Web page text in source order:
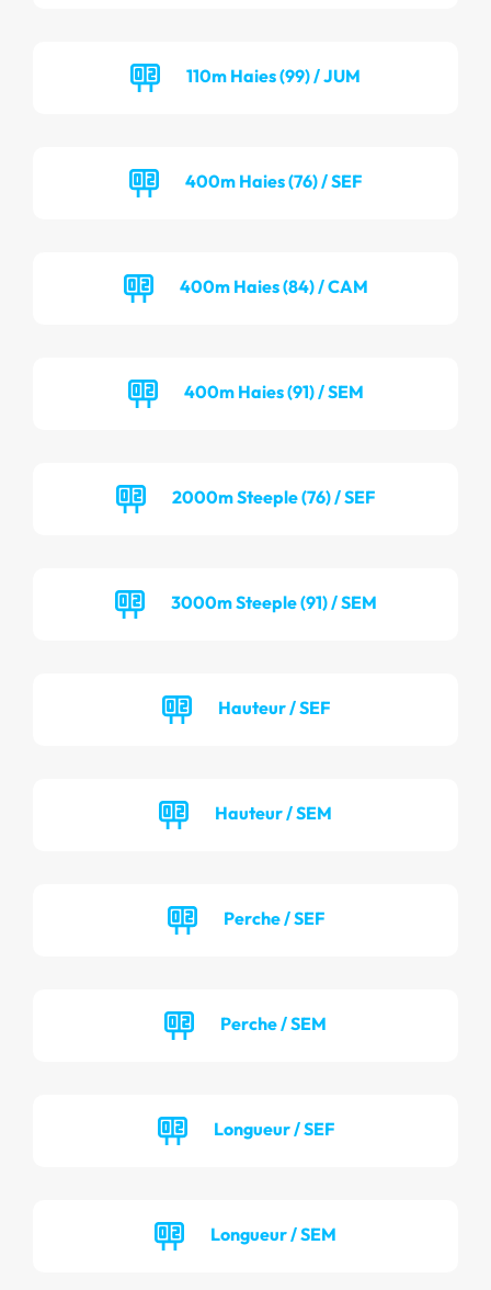
110m Haies (99) / JUM
400m Haies (76) / SEF
400m Haies (84) / CAM
400m Haies (91) / SEM
2000m Steeple (76) / SEF
3000m Steeple (91) / SEM
Hauteur / SEF
Hauteur / SEM
Perche / SEF
Perche / SEM
Longueur / SEF
Longueur / SEM